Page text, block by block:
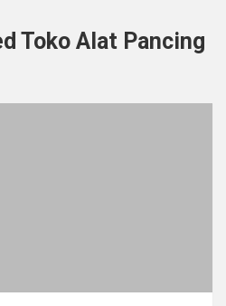
Toko Alat Pancing